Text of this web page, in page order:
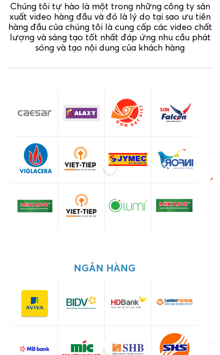
Chúng tôi tự hào là một trong những công ty sản
xuất video hàng đầu và đó là lý do tại sao ưu tiên
hàng đầu của chúng tôi là cung cấp các video chất
lượng và sáng tạo tốt nhất đáp ứng nhu cầu phát
sóng và tạo nội dung của khách hàng
NGÂN HÀNG